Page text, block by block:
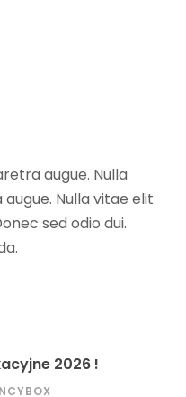
augue. Nulla
Nulla vitae elit
sed odio dui.
2026 !